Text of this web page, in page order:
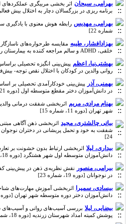
بهرامی، سبحان اثر بخشی مربیگری عملکردهای
برنامه ریزی در بزرگسالان دچار به اختلال بیش فعالی - نقص
بهرامی، مهدیس
شماره 22]
بهزادافشار، طیبه مقایسه طرحواره‌های ناسازگار
خلقی، ADHD و سالم مراجعه کننده به بیمارستان روزبه [دوره 5، شماره 9]
بهشتی‌نیا، اعظم پیش‌بینی انگیزه تحصیلی
روانی والدین در کودکان با اختلال نقص توجه- بیش‌فعالی [دوره
بهمنی، آذر
پیش‌بینی خودکارآمدی تحصیلی بر
در دانش‌آموزان دختر مقطع متوسطه اول [دوره 21، شماره 25]
بهنام مرادی، مریم اثربخشی شفقت درمانی والدین
شهر تهران [دوره 11، شماره 15]
بیاتی چالشتری، مجید اثربخشی ذهن آگاهی مبتنی
24]
بیداری، لیلا اثربخشی ارتباط بدون خشونت بر
دانش‌آموزان متوسطه اول شهر هشتگرد [دوره 18، شماره 22]
بیرامی، منصور نقش نظریه‌ی ذهن در پیش‌بینی
در نوجوانان [دوره 19، شماره 23]
بیسادی، سمیرا اثربخشی آموزش مهارت‌های شناختی
دانش‌آموزان دختر دوره متوسطه شهر تهران [دوره 15، شماره 19]
بیضایی، لیلا بررسی آسیب‌های روانی و آسیب‌های
پوشش کمیته امداد شهرستان زرندیه [دوره 18، شماره 22]